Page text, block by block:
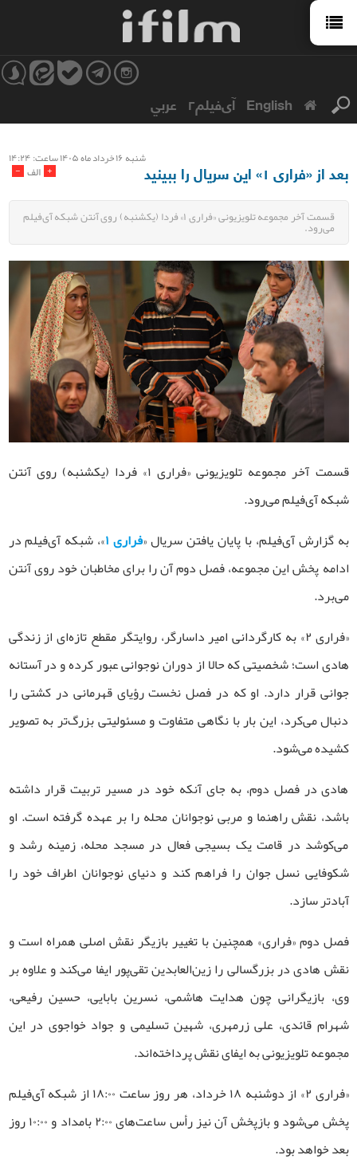
English آی‌فیلم۲ عربي
شنبه ۱۶ خرداد ماه ۱۴۰۵ ساعت: ۱۴:۲۴
- الف + بعد از «فراری ۱» این سریال را ببینید
قسمت آخر مجموعه تلویزیونی «فراری ۱» فردا (یکشنبه) روی آنتن شبکه آی‌فیلم
می‌رود.
قسمت آخر مجموعه تلویزیونی «فراری ۱» فردا (یکشنبه) روی آنتن
شبکه آی‌فیلم می‌رود.
به گزارش آی‌فیلم، با پایان یافتن سریال «فراری ۱ »، شبکه آی‌فیلم در
ادامه پخش این مجموعه‌، فصل دوم آن را برای مخاطبان خود روی آنتن
می‌برد.
«فراری ۲» به کارگردانی امیر داسارگر، روایتگر مقطع تازه‌ای از زندگی
هادی است؛ شخصیتی که حالا از دوران نوجوانی عبور کرده و در آستانه
جوانی قرار دارد. او که در فصل نخست رؤیای قهرمانی در کشتی را
دنبال می‌کرد، این بار با نگاهی متفاوت و مسئولیتی بزرگ‌تر به تصویر
کشیده می‌شود.
هادی در فصل دوم، به جای آنکه خود در مسیر تربیت قرار داشته
باشد، نقش راهنما و مربی نوجوانان محله را بر عهده گرفته است. او
می‌کوشد در قامت یک بسیجی فعال در مسجد محله، زمینه رشد و
شکوفایی نسل جوان را فراهم کند و دنیای نوجوانان اطراف خود را
آبادتر سازد.
فصل دوم «فراری» همچنین با تغییر بازیگر نقش اصلی همراه است و
نقش هادی در بزرگسالی را زین‌العابدین تقی‌پور ایفا می‌کند و علاوه بر
وی، بازیگرانی چون هدایت هاشمی، نسرین بابایی، حسین رفیعی،
شهرام قائدی، علی زرمهری، شهین تسلیمی و جواد خواجوی در این
مجموعه تلویزیونی به ایفای نقش پرداخته‌اند.
«فراری ۲» از دوشنبه ۱۸ خرداد، هر روز ساعت ۱۸:۰۰ از شبکه آی‌فیلم
پخش می‌شود و بازپخش آن نیز رأس ساعت‌های ۲:۰۰ بامداد و ۱۰:۰۰ روز
بعد خواهد بود.